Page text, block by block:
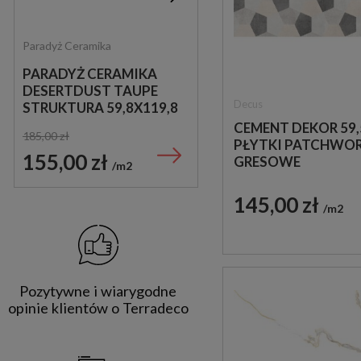
Paradyż Ceramika
PARADYŻ CERAMIKA
DESERTDUST TAUPE
STRUKTURA 59,8X119,8
GRESOWE
185,00 zł
155,00 zł m2
DREWNOPODOBNE
149,00 zł
130,00 zł
Pozytywne i wiarygodne
opinie klientów o Terradeco
CEMENT DEKOR
PŁYTKI
GRESOWE
145,00 zł m2